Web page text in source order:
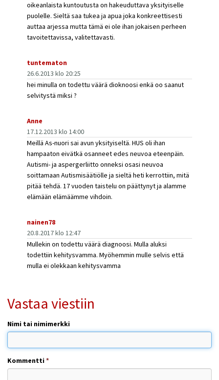
oikeanlaista kuntoutusta on hakeuduttava yksityiselle
puolelle. Sieltä saa tukea ja apua joka konkreettisesti
auttaa arjessa mutta tämä ei ole ihan jokaisen perheen
tavoitettavissa, valitettavasti.
tuntematon
26.6.2013 klo 20:25
hei minulla on todettu väärä dioknoosi enkä oo saanut
selvitystä miksi ?
Anne
17.12.2013 klo 14:00
Meillä As-nuori sai avun yksityiseltä. HUS oli ihan
hampaaton eivätkä osanneet edes neuvoa eteenpäin.
Autismi- ja aspergerliitto onneksi osasi neuvoa
soittamaan Autismisäätiölle ja sieltä heti kerrottiin, mitä
pitää tehdä. 17 vuoden taistelu on päättynyt ja alamme
elämään elämäämme vihdoin.
nainen78
20.8.2017 klo 12:47
Mullekin on todettu väärä diagnoosi. Mulla aluksi
todettiin kehitysvamma. Myöhemmin mulle selvis että
mulla ei olekkaan kehitysvamma
Vastaa viestiin
Nimi tai nimimerkki
Kommentti*